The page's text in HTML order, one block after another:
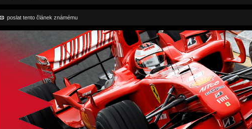
poslat tento článek známému